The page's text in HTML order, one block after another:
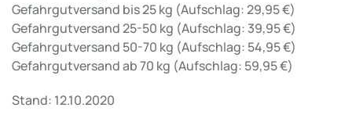
Gefahrgutversand bis 25 kg (Aufschlag: 29,95 €)
Gefahrgutversand 25-50 kg (Aufschlag: 39,95 €)
Gefahrgutversand 50-70 kg (Aufschlag: 54,95 €)
Gefahrgutversand ab 70 kg (Aufschlag: 59,95 €)
Stand: 12.10.2020